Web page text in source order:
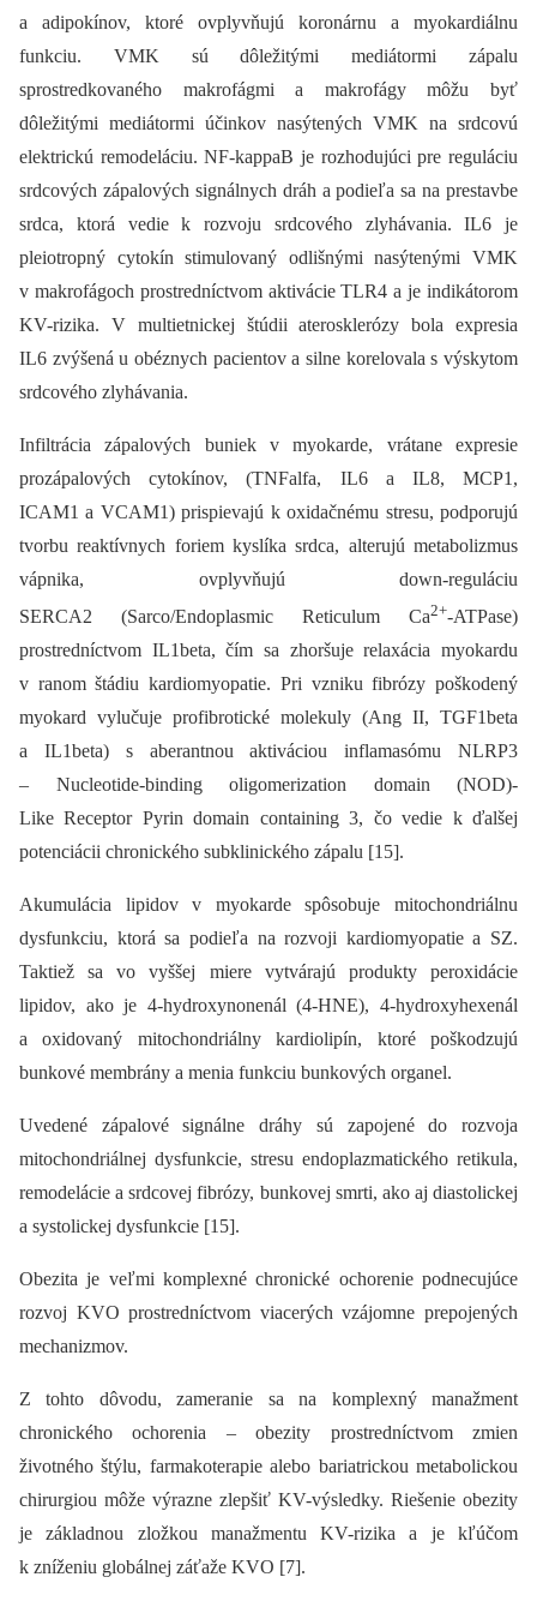
a adipokínov, ktoré ovplyvňujú koronárnu a myokardiálnu
funkciu. VMK sú dôležitými mediátormi zápalu
sprostredkovaného makrofágmi a makrofágy môžu byť
dôležitými mediátormi účinkov nasýtených VMK na srdcovú
elektrickú remodeláciu. NF-kappaB je rozhodujúci pre reguláciu
srdcových zápalových signálnych dráh a podieľa sa na prestavbe
srdca, ktorá vedie k rozvoju srdcového zlyhávania. IL6 je
pleiotropný cytokín stimulovaný odlišnými nasýtenými VMK
v makrofágoch prostredníctvom aktivácie TLR4 a je indikátorom
KV-rizika. V multietnickej štúdii aterosklerózy bola expresia
IL6 zvýšená u obéznych pacientov a silne korelovala s výskytom
srdcového zlyhávania.
Infiltrácia zápalových buniek v myokarde, vrátane expresie
prozápalových cytokínov, (TNFalfa, IL6 a IL8, MCP1,
ICAM1 a VCAM1) prispievajú k oxidačnému stresu, podporujú
tvorbu reaktívnych foriem kyslíka srdca, alterujú metabolizmus
vápnika, ovplyvňujú down-reguláciu
SERCA2 (Sarco/Endoplasmic Reticulum Ca2+-ATPase)
prostredníctvom IL1beta, čím sa zhoršuje relaxácia myokardu
v ranom štádiu kardiomyopatie. Pri vzniku fibrózy poškodený
myokard vylučuje profibrotické molekuly (Ang II, TGF1beta
a IL1beta) s aberantnou aktiváciou inflamasómu NLRP3
–⁠ Nucleotide-binding oligomerization domain (NOD)-
Like Receptor Pyrin domain containing 3, čo vedie k ďalšej
potenciácii chronického subklinického zápalu [15].
Akumulácia lipidov v myokarde spôsobuje mitochondriálnu
dysfunkciu, ktorá sa podieľa na rozvoji kardiomyopatie a SZ.
Taktiež sa vo vyššej miere vytvárajú produkty peroxidácie
lipidov, ako je 4-hydroxynonenál (4-HNE), 4-hydroxyhexenál
a oxidovaný mitochondriálny kardiolipín, ktoré poškodzujú
bunkové membrány a menia funkciu bunkových organel.
Uvedené zápalové signálne dráhy sú zapojené do rozvoja
mitochondriálnej dysfunkcie, stresu endoplazmatického retikula,
remodelácie a srdcovej fibrózy, bunkovej smrti, ako aj diastolickej
a systolickej dysfunkcie [15].
Obezita je veľmi komplexné chronické ochorenie podnecujúce
rozvoj KVO prostredníctvom viacerých vzájomne prepojených
mechanizmov.
Z tohto dôvodu, zameranie sa na komplexný manažment
chronického ochorenia –⁠ obezity prostredníctvom zmien
životného štýlu, farmakoterapie alebo bariatrickou metabolickou
chirurgiou môže výrazne zlepšiť KV-výsledky. Riešenie obezity
je základnou zložkou manažmentu KV-rizika a je kľúčom
k zníženiu globálnej záťaže KVO [7].